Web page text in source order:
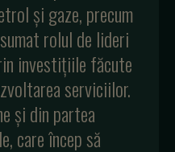
și gaze, precum
rolul de lideri
investițiile făcute
serviciilor.
și din partea
care încep să